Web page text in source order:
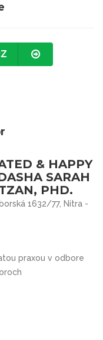
& HAPPY
SARAH
PHD.
1632/77, Nitra -
praxou v odbore